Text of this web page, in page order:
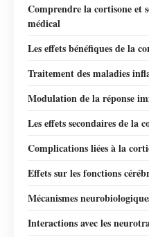
Comprendre la cortisone et
médical
Les effets bénéfiques de la
Traitement des maladies
Modulation de la réponse
Les effets secondaires de la
Complications liées à la
Effets sur les fonctions
Mécanismes
Interactions avec les